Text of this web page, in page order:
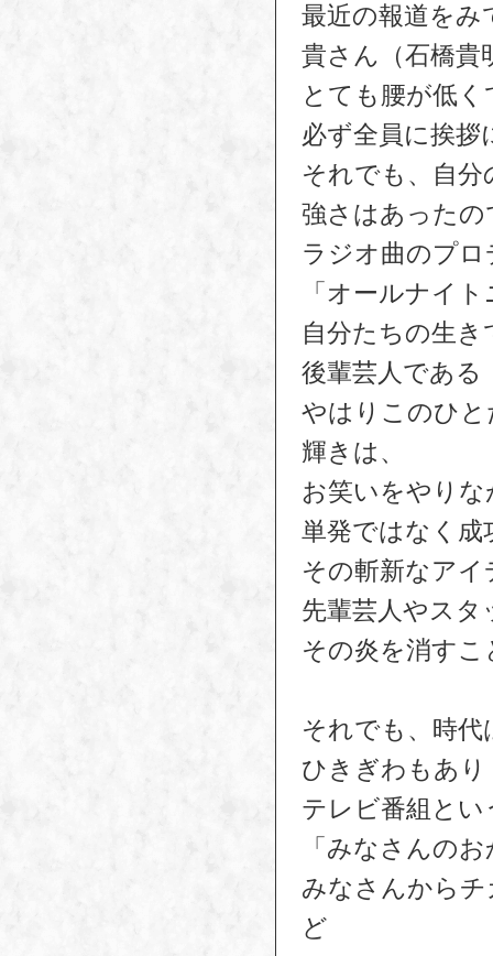
最近の報道をみ
貴さん（石橋貴
とても腰が低
必ず全員に挨
それでも、自分
強さはあった
ラジオ曲のプ
「オールナイ
自分たちの生
後輩芸人であ
やはりこのひ
輝きは、
お笑いをやり
単発ではなく
その斬新なア
先輩芸人やス
その炎を消す
それでも、時代
ひきぎわもあり
テレビ番組と
「みなさんの
みなさんから
ど